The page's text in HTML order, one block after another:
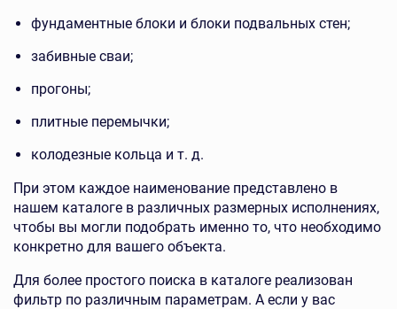
фундаментные блоки и блоки подвальных стен;
забивные сваи;
прогоны;
плитные перемычки;
колодезные кольца и т. д.
При этом каждое наименование представлено в
нашем каталоге в различных размерных исполнениях,
чтобы вы могли подобрать именно то, что необходимо
конкретно для вашего объекта.
Для более простого поиска в каталоге реализован
фильтр по различным параметрам. А если у вас